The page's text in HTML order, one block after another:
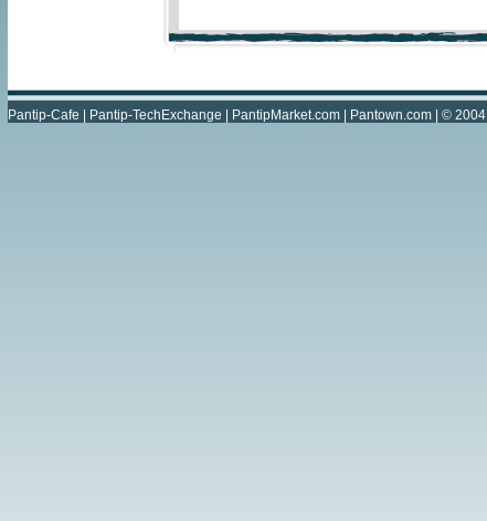
Pantip-Cafe Pantip-TechExchange PantipMarket.com Pantown.com | © 2004